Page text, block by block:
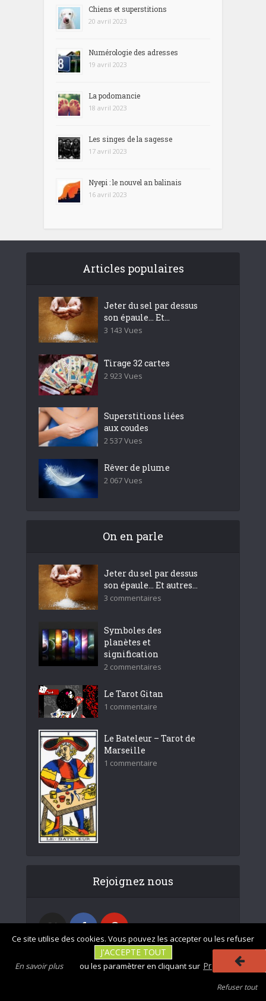
Chiens et superstitions
20 avril 2023
Numérologie des adresses
19 avril 2023
La podomancie
18 avril 2023
Les singes de la sagesse
17 avril 2023
Nyepi : le nouvel an balinais
16 avril 2023
Articles populaires
Jeter du sel par dessus
son épaule… Et...
3 143 Vues
Tirage 32 cartes
2 923 Vues
Superstitions liées
aux coudes
2 537 Vues
Rêver de plume
2 067 Vues
On en parle
Jeter du sel par dessus
son épaule… Et autres...
3 commentaires
Symboles des
planètes et
signification
2 commentaires
Le Tarot Gitan
1 commentaire
Le Bateleur – Tarot de
Marseille
1 commentaire
Rejoignez nous
Ce site utilise des cookies. Vous pouvez les accepter ou les refuser
J'ACCEPTE TOUT
ou les paramètrer en cliquant sur Préférences
En savoir plus
Refuser tout